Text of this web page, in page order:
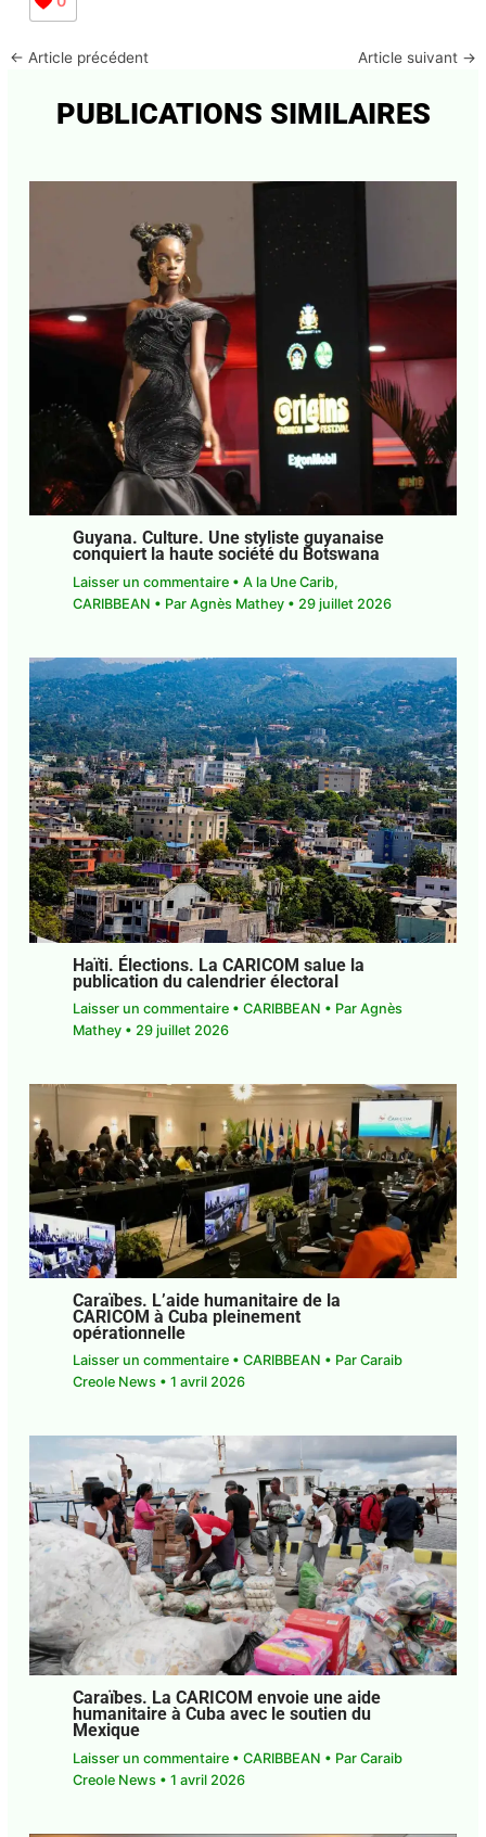
NOTE de la traductrice:
et Almagro durant la conquête de l’empire inca.
Article précédent
PUBLICATIONS SIMILAIRES
Guyana. Culture. Une styliste guyanaise
conquiert la haute société du Botswana
Laisser un commentaire •A la Une Carib,
CARIBBEAN• ParAgnès Mathey•29 juillet 2026
Haïti. Élections. La CARICOM salue la
publication du calendrier électoral
Laisser un commentaire •CARIBBEAN• Par
Agnès Mathey
29 juillet 2026
Caraïbes. L’aide humanitaire de la
CARICOM à Cuba pleinement
opérationnelle
Laisser un commentaire • CARIBBEAN• Par
Caraib Creole News •1 avril 2026
J'acceptel'accord de confidentialité